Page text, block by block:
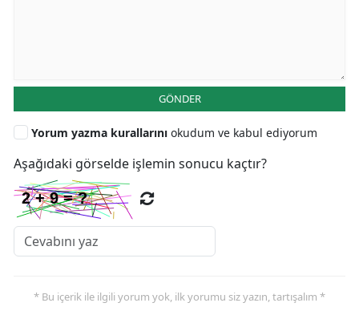
GÖNDER
Yorum yazma kurallarını okudum ve kabul ediyorum
Aşağıdaki görselde işlemin sonucu kaçtır?
* Bu içerik ile ilgili yorum yok, ilk yorumu siz yazın, tartışalım *